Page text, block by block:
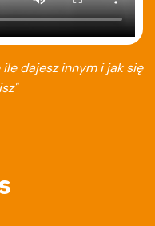
dajesz innym i jak się